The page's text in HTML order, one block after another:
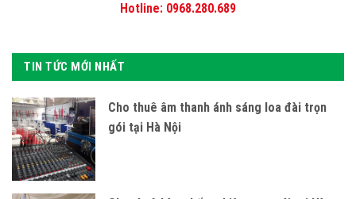
Hotline: 0968.280.689
TIN TỨC MỚI NHẤT
Cho thuê âm thanh ánh sáng loa đài trọn
gói tại Hà Nội